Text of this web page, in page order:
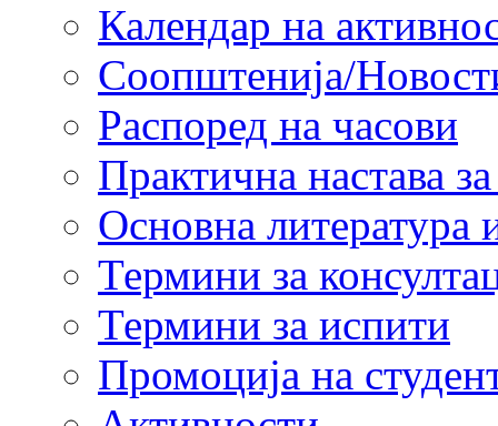
Календар на
Соопштенија/
Распоред на часови
Практична настава
Основна литература
Термини за
Термини за испити
Промоција на